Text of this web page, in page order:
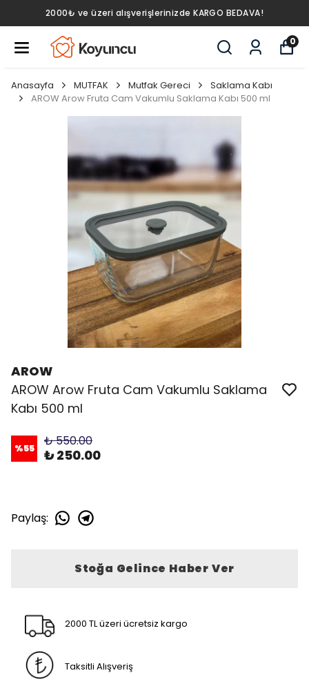
2000₺ ve üzeri alışverişlerinizde KARGO BEDAVA!
0
Anasayfa MUTFAK Mutfak Gereci
Saklama Kabı
AROW Arow Fruta Cam Vakumlu Saklama Kabı 500 ml
AROW
AROW Arow Fruta Cam Vakumlu Saklama
Kabı 500 ml
%55 ₺ 550.00
₺ 250.00
Paylaş:
Stoğa Gelince Haber Ver
2000 TL üzeri ücretsiz kargo
Taksitli Alışveriş